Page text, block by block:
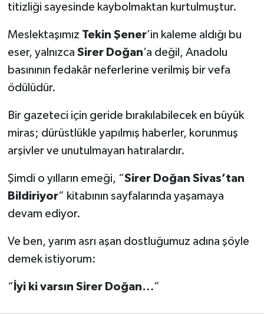
titizliği sayesinde kaybolmaktan kurtulmuştur.
Meslektaşımız Tekin Şener’in kaleme aldığı bu
eser, yalnızca Sirer Doğan’a değil, Anadolu
basınının fedakâr neferlerine verilmiş bir vefa
ödülüdür.
Bir gazeteci için geride bırakılabilecek en büyük
miras; dürüstlükle yapılmış haberler, korunmuş
arşivler ve unutulmayan hatıralardır.
Şimdi o yılların emeği, “Sirer Doğan Sivas’tan
Bildiriyor” kitabının sayfalarında yaşamaya
devam ediyor.
Ve ben, yarım asrı aşan dostluğumuz adına şöyle
demek istiyorum:
“ İyi ki varsın Sirer Doğan…”